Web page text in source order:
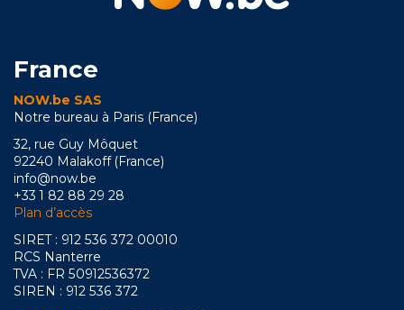
France
NOW.be SAS
Notre bureau à Paris (France)
32, rue Guy Môquet
92240 Malakoff (France)
info@now.be
+33 1 82 88 29 28
Plan d’accès
SIRET : 912 536 372 00010
RCS Nanterre
TVA : FR 50912536372
SIREN : 912 536 372